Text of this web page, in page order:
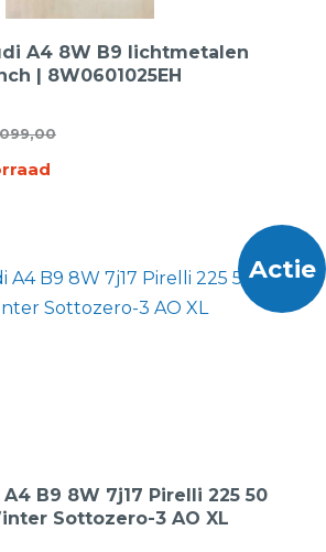
A4 8W B9 lichtmetalen
| 8W0601025EH
Actie
B9 8W 7j17 Pirelli 225 50
Sottozero-3 AO XL